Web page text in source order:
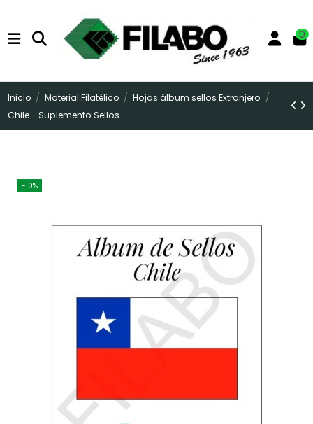
0
Inicio Material Filatélico
Hojas álbum sellos Extranjero
Chile - Suplemento Sellos
-10%